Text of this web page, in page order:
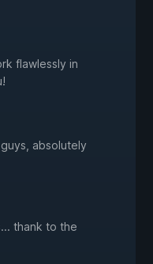
flawlessly in
absolutely
thank to the